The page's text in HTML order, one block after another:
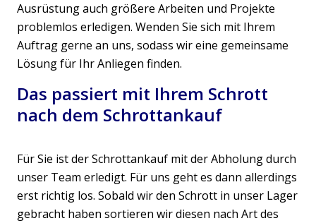
Ausrüstung auch größere Arbeiten und Projekte
problemlos erledigen. Wenden Sie sich mit Ihrem
Auftrag gerne an uns, sodass wir eine gemeinsame
Lösung für Ihr Anliegen finden.
Das passiert mit Ihrem Schrott
nach dem Schrottankauf
Für Sie ist der Schrottankauf mit der Abholung durch
unser Team erledigt. Für uns geht es dann allerdings
erst richtig los. Sobald wir den Schrott in unser Lager
gebracht haben sortieren wir diesen nach Art des